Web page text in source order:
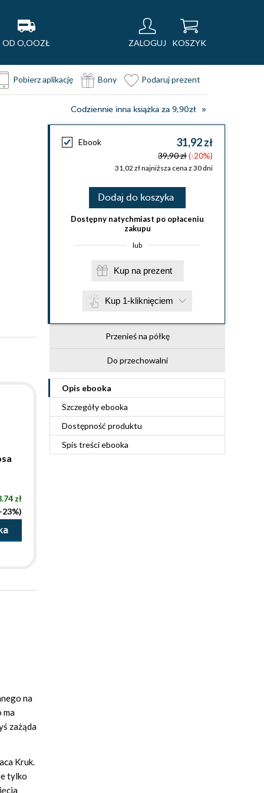
OD O,OOZŁ ZALOGUJ KOSZYK
Pobierz aplikację Bony Podaruj prezent
Codziennie inna książka za 9,90zł
Ebook 31,92 zł
39,90 zł(-20%)
31,02 zł najniższa cena z 30 dni
Dodaj do koszyka
Dostępny natychmiast po opłaceniu
zakupu
lub
Kup na prezent
Kup 1-kliknięciem
Przenieś na półkę
Do przechowalni
Opis ebooka
Szczegółyebooka
Dostępność produktu
Spis treściebooka
zł
23%)
na
ma
zażąda
Kruk.
tylko